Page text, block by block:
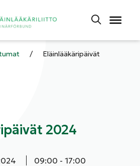
/
Eläinlääkäripäivät
2024
Aloitusaika:
09:00 Päättymisaika:
17:00